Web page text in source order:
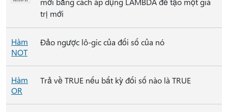
trị mới
Hàm
NOT
Đảo ngược lô-gic của đối số của nó
Hàm
OR
Trả về TRUE nếu bất kỳ đối số nào là TRUE